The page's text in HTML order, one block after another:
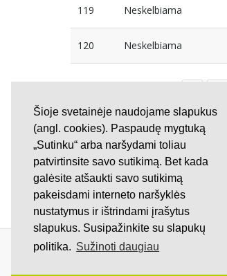
Šioje svetainėje naudojame slapukus
(angl. cookies). Paspaudę mygtuką
„Sutinku“ arba naršydami toliau
patvirtinsite savo sutikimą. Bet kada
galėsite atšaukti savo sutikimą
pakeisdami interneto naršyklės
nustatymus ir ištrindami įrašytus
slapukus. Susipažinkite su slapukų
politika. Sužinoti daugiau
119 Neskelbiama
120 Neskelbiama